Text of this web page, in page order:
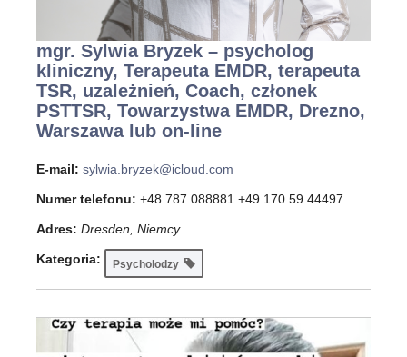
mgr. Sylwia Bryzek – psycholog
kliniczny, Terapeuta EMDR, terapeuta
TSR, uzależnień, Coach, członek
PSTTSR, Towarzystwa EMDR, Drezno,
Warszawa lub on-line
E-mail: sylwia.bryzek@icloud.com
Numer telefonu: +48 787 088881 +49 170 59 44497
Adres: Dresden, Niemcy
Kategoria: Psycholodzy